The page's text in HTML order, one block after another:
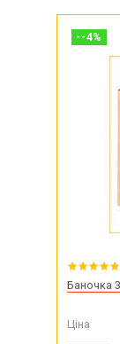
- -4%
Баночка
Ціна